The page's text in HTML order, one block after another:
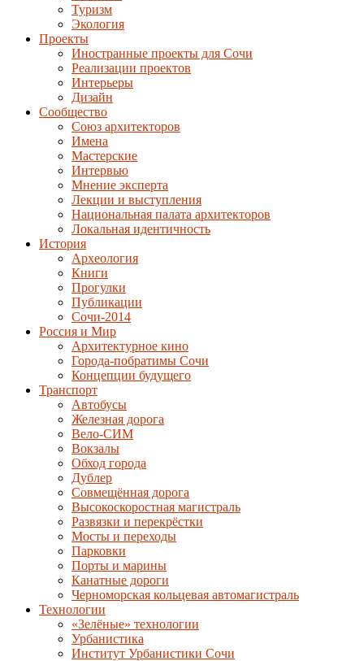
Туризм
Экология
Проекты
Иностранные проекты для Сочи
Реализации проектов
Интерьеры
Дизайн
Сообщество
Союз архитекторов
Имена
Мастерские
Интервью
Мнение эксперта
Лекции и выступления
Национальная палата архитекторов
Локальная идентичность
История
Археология
Книги
Прогулки
Публикации
Сочи-2014
Россия и Мир
Архитектурное кино
Города-побратимы Сочи
Концепции будущего
Транспорт
Автобусы
Железная дорога
Вело-СИМ
Вокзалы
Обход города
Дублер
Совмещённая дорога
Высокоскоростная магистраль
Развязки и перекрёстки
Мосты и переходы
Парковки
Порты и марины
Канатные дороги
Черноморская кольцевая автомагистраль
Технологии
«Зелёные» технологии
Урбанистика
Институт Урбанистики Сочи